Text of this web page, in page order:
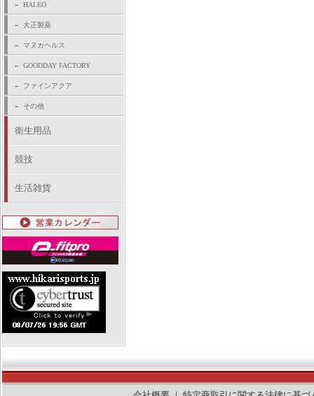
HALEO
大正製薬
マヌカヘルス
GOODDAY FACTORY
ファインアクア
その他
衛生用品
競技
生活雑貨